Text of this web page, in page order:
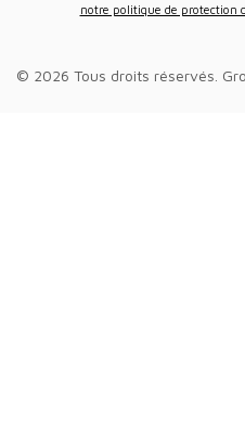
notre politique de protection
© 2026 Tous droits réservés.